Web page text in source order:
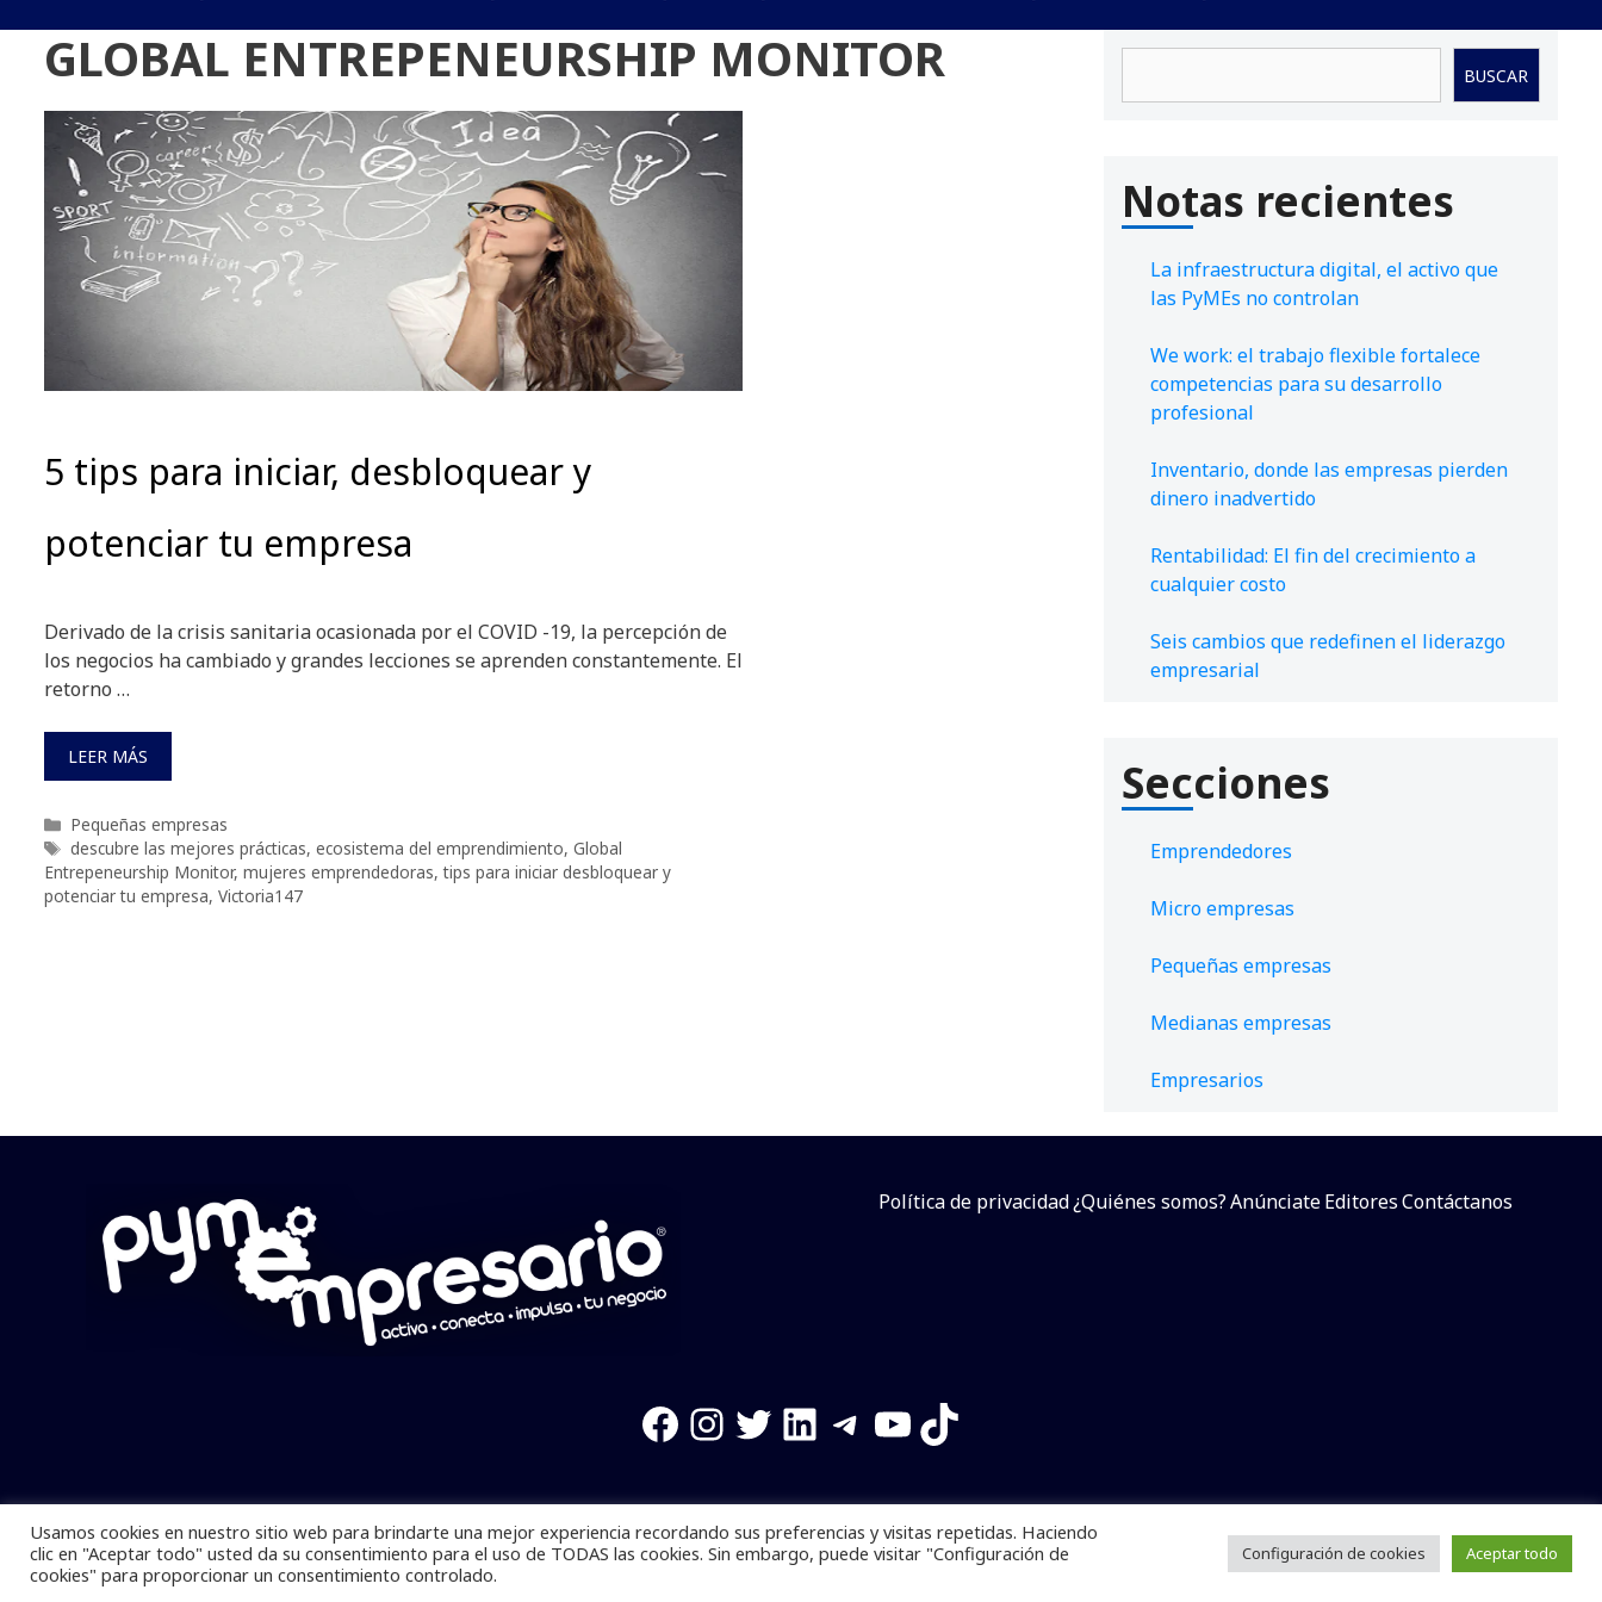
GLOBAL ENTREPENEURSHIP MONITOR
5 tips para iniciar, desbloquear y
potenciar tu empresa
Derivado de la crisis sanitaria ocasionada por el COVID -19, la percepción de
los negocios ha cambiado y grandes lecciones se aprenden constantemente. El
retorno …
LEER MÁS
Categorías
Pequeñas empresas
Etiquetas
descubre las mejores prácticas, ecosistema del emprendimiento, Global
Entrepeneurship Monitor, mujeres emprendedoras,tips para iniciar desbloquear y
potenciar tu empresa, Victoria147
BUSCAR
Notas recientes
La infraestructura digital, el activo que
las PyMEs no controlan
We work: el trabajo flexible fortalece
competencias para su desarrollo
profesional
Inventario, donde las empresas pierden
dinero inadvertido
Rentabilidad: El fin del crecimiento a
cualquier costo
Seis cambios que redefinen el liderazgo
empresarial
Secciones
Emprendedores
Micro empresas
Pequeñas empresas
Medianas empresas
Empresarios
Política de privacidad¿Quiénes somos?AnúnciateEditoresContáctanos
Facebook
Instagram
Twitter
LinkedIn
Telegram
YouTube
TikTok
Pymempresario © 2025 Todos los derechos reservados. Se prohibe el uso de la información total o parcial sin dar referencia a la fuente.
Desarrollado poryalla ya!
Usamos cookies en nuestro sitio web para brindarte una mejor experiencia recordando sus preferencias y visitas repetidas. Haciendo
clic en "Aceptar todo" usted da su consentimiento para el uso de TODAS las cookies. Sin embargo, puede visitar "Configuración de
cookies" para proporcionar un consentimiento controlado.
Configuración de cookies Aceptar todo